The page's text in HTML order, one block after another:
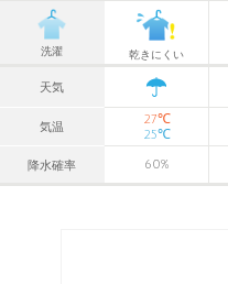
洗濯 乾きにくい
天気
気温
27℃
25℃
降水確率 60%